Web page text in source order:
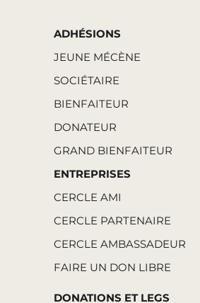
ADHÉSIONS
JEUNE MÉCÈNE
SOCIÉTAIRE
BIENFAITEUR
DONATEUR
GRAND BIENFAITEUR
ENTREPRISES
CERCLE AMI
CERCLE PARTENAIRE
CERCLE AMBASSADEUR
FAIRE UN DON LIBRE
DONATIONS ET LEGS